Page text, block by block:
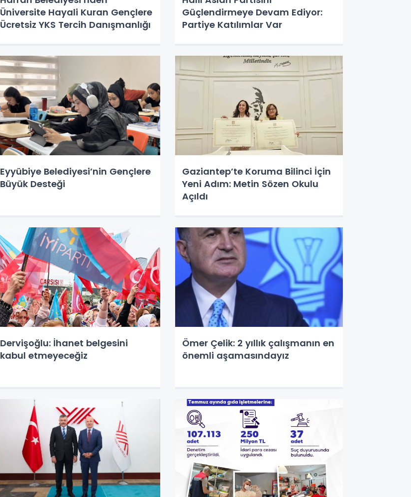
Üniversite Hayali Kuran Gençlere
Ücretsiz YKS Tercih Danışmanlığı
Güçlendirmeye Devam Ediyor:
Partiye Katılımlar Var
Eyyübiye Belediyesi’nin Gençlere
Büyük Desteği
Gaziantep’te Koruma Bilinci İçin
Yeni Adım: Metin Sözen Okulu
Açıldı
Dervişoğlu: İhanet belgesini
kabul etmeyeceğiz
Ömer Çelik: 2 yıllık çalışmanın en
önemli aşamasındayız